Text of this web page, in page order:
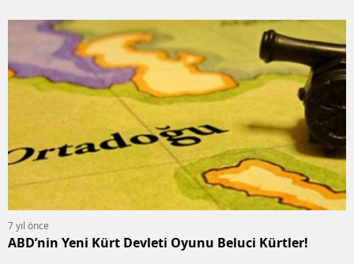
7 yıl önce
ABD’nin Yeni Kürt Devleti Oyunu Beluci Kürtler!